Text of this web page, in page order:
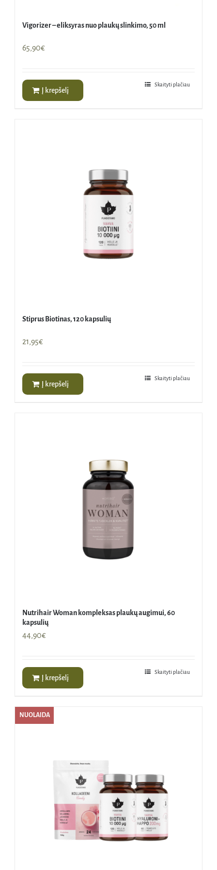
Vigorizer – eliksyras nuo plaukų slinkimo, 50 ml
65,90€
Į krepšelį
Skaityti plačiau
Stiprus Biotinas, 120 kapsulių
21,95€
Į krepšelį
Skaityti plačiau
Nutrihair Woman kompleksas plaukų augimui, 60
kapsulių
44,90€
Į krepšelį
Skaityti plačiau
NUOLAIDA